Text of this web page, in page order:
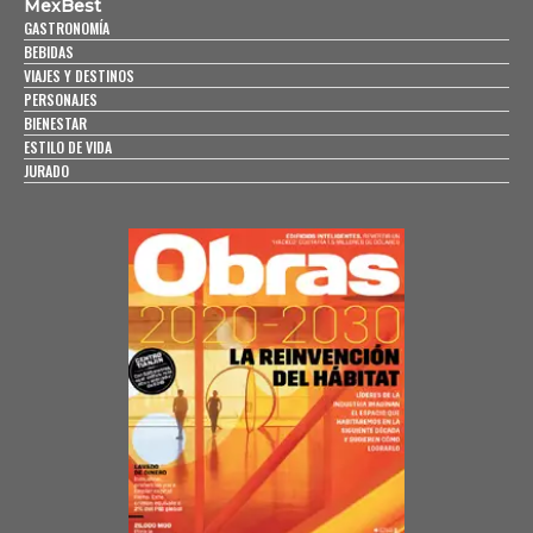
MexBest
GASTRONOMÍA
BEBIDAS
VIAJES Y DESTINOS
PERSONAJES
BIENESTAR
ESTILO DE VIDA
JURADO